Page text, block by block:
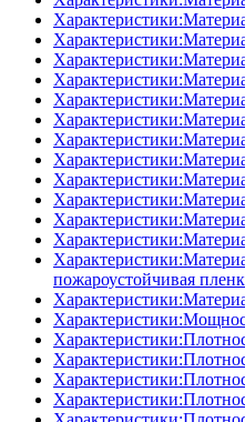
пожароустойчивая